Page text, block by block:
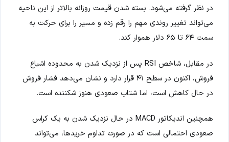
در نظر گرفته می‌شود. بسته شدن قیمت روزانه بالاتر از این ناحیه
می‌تواند تغییر روندی مهم را رقم زده و مسیر را برای حرکت به
سمت ۶۴ تا ۶۵ دلار هموار کند.
در مقابل، شاخص RSI پس از نزدیک شدن به محدوده اشباع
فروش، اکنون در سطح ۴۱ قرار دارد و نشان می‌دهد فشار فروش
در حال کاهش است، اما شتاب صعودی هنوز شکننده است.
همچنین اندیکاتور MACD در حال نزدیک شدن به یک کراس
صعودی احتمالی است که در صورت تداوم خریدها، می‌تواند